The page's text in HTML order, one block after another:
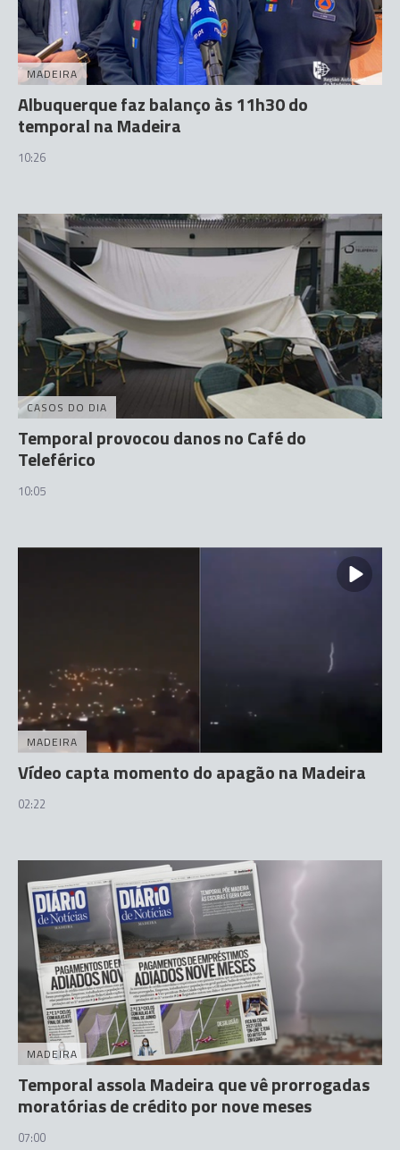
MADEIRA
Albuquerque faz balanço às 11h30 do
temporal na Madeira
10:26
CASOS DO DIA
Temporal provocou danos no Café do
Teleférico
10:05
MADEIRA
Vídeo capta momento do apagão na Madeira
02:22
MADEIRA
Temporal assola Madeira que vê prorrogadas
moratórias de crédito por nove meses
07:00